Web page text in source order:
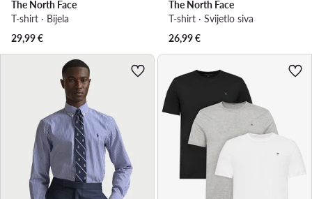
The North Face
T-shirt · Bijela
29,99€
The North Face
T-shirt · Svijetlo siva
26,99€